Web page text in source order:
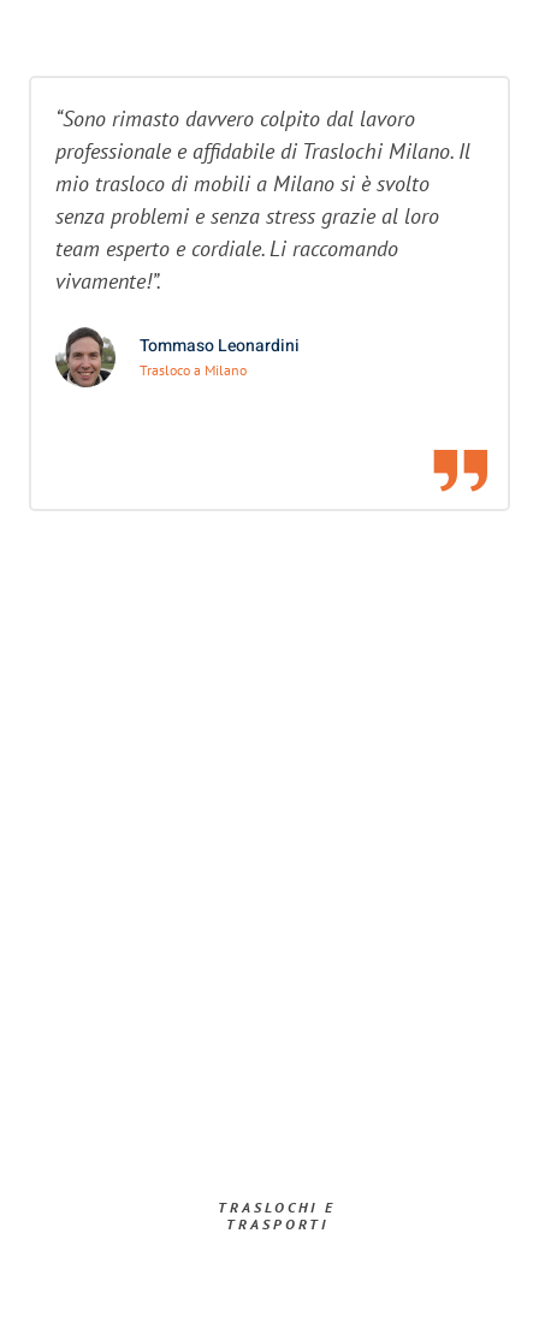
“Sono rimasto davvero colpito dal lavoro
professionale e affidabile di Traslochi Milano. Il
mio trasloco di mobili a Milano si è svolto
senza problemi e senza stress grazie al loro
team esperto e cordiale. Li raccomando
vivamente!”.
Tommaso Leonardini
Trasloco a Milano
TRASLOCHI E
TRASPORTI​